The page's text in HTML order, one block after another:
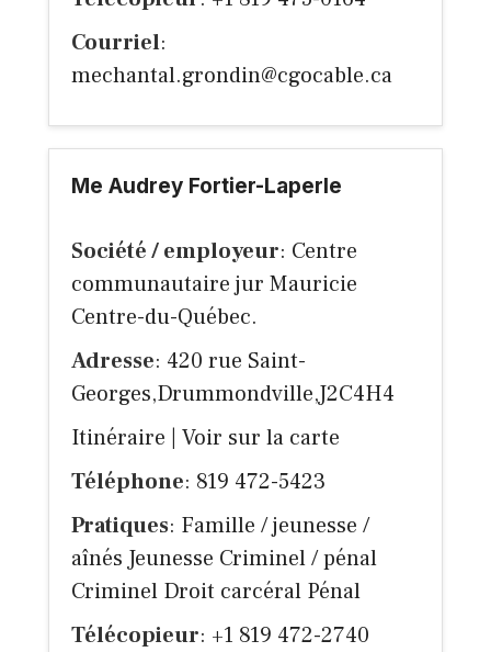
Courriel:
mechantal.grondin@cgocable.ca
Me Audrey Fortier-Laperle
Société / employeur: Centre
communautaire jur Mauricie
Centre-du-Québec.
Adresse: 420 rue Saint-
Georges,Drummondville,J2C4H4
Itinéraire
Voir sur la carte
Téléphone: 819 472-5423
Pratiques: Famille / jeunesse /
aînés Jeunesse Criminel / pénal
Criminel Droit carcéral Pénal
Télécopieur: +1 819 472-2740